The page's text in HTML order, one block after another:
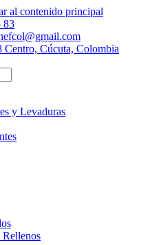
al contenido principal
83
Centro, Cúcuta, Colombia
y Levaduras
Rellenos